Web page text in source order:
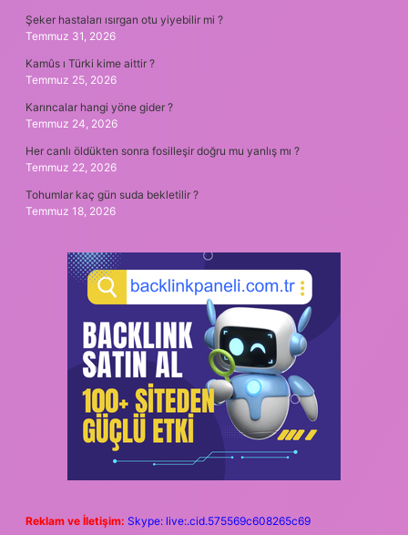
Şeker hastaları ısırgan otu yiyebilir mi ?
Temmuz 31, 2026
Kamûs ı Türki kime aittir ?
Temmuz 25, 2026
Karıncalar hangi yöne gider ?
Temmuz 24, 2026
Her canlı öldükten sonra fosilleşir doğru mu yanlış mı ?
Temmuz 22, 2026
Tohumlar kaç gün suda bekletilir ?
Temmuz 18, 2026
Reklam ve İletişim: Skype: live:.cid.575569c608265c69